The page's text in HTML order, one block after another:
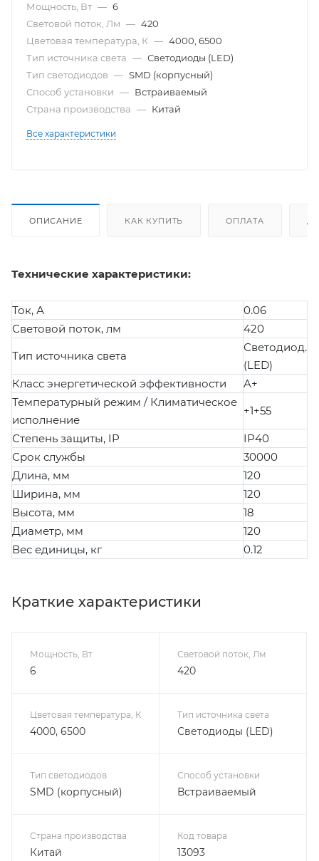
Мощность, Вт — 6
Световой поток, Лм — 420
Цветовая температура, К — 4000, 6500
Тип источника света — Светодиоды (LED)
Тип светодиодов — SMD (корпусный)
Способ установки — Встраиваемый
Страна производства — Китай
Все характеристики
ОПИСАНИЕ КАК КУПИТЬ ОПЛАТА
Технические характеристики:
Ток, А
0.06
Световой поток, лм
420
Тип источника света
Светодиод.
(LED)
Класс энергетической эффективности
A+
Температурный режим / Климатическое
исполнение
+1+55
Степень защиты, IP
IP40
Срок службы
30000
Длина, мм
120
Ширина, мм
120
Высота, мм
18
Диаметр, мм
120
Вес единицы, кг
0.12
Краткие характеристики
Мощность, Вт
6
Световой поток, Лм
420
Цветовая температура, К
4000, 6500
Тип источника света
Светодиоды (LED)
Тип светодиодов
SMD (корпусный)
Способ установки
Встраиваемый
Страна производства
Китай
Код товара
13093